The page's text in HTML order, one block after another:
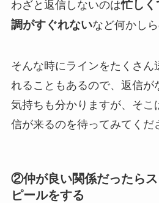
わざと返信しないのは忙しく
調がすぐれないなど何かし
そんな時にラインをたくさん
れることもあるので、返信が
気持ちも分かりますが、そこ
信が来るのを待ってみてくだ
②仲が良い関係だったら
ピールをする